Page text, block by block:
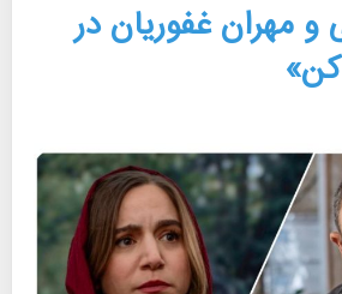
و مهران غفوریان در